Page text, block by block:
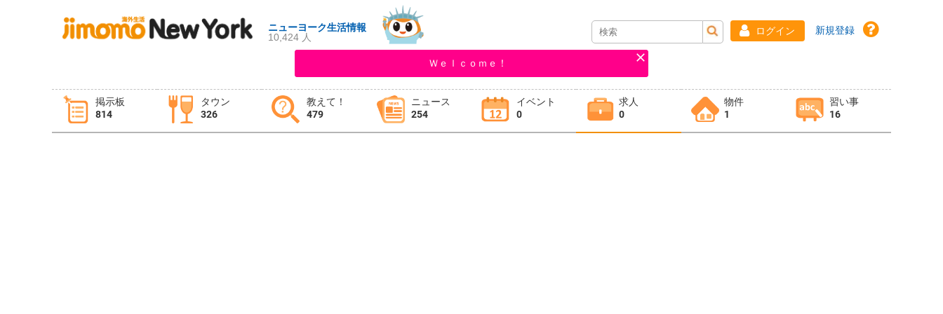
ニューヨーク生活情報
10,424 人
ログイン 新規登録
Ｗｅｌｃｏｍｅ！
掲示板
814
タウン
326
教えて！
479
ニュース
254
イベント
0
求人
0
物件
1
習い事
16
タウン情報